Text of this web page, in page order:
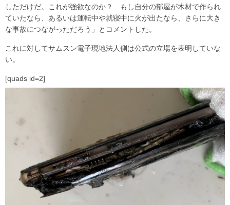
しただけだ。これが強欲なのか？ もし自分の部屋が木材で作られ
ていたなら、あるいは運転中や就寝中に火が出たなら、さらに大き
な事故につながっただろう」とコメントした。
これに対してサムスン電子現地法人側は公式の立場を表明していな
い。
[quads id=2]